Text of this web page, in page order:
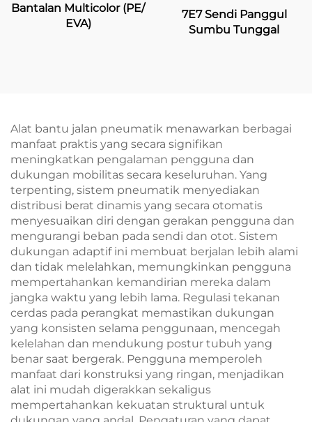
Bantalan Multicolor (PE/
EVA)
7E7 Sendi Panggul
Sumbu Tunggal
Alat bantu jalan pneumatik menawarkan berbagai
manfaat praktis yang secara signifikan
meningkatkan pengalaman pengguna dan
dukungan mobilitas secara keseluruhan. Yang
terpenting, sistem pneumatik menyediakan
distribusi berat dinamis yang secara otomatis
menyesuaikan diri dengan gerakan pengguna dan
mengurangi beban pada sendi dan otot. Sistem
dukungan adaptif ini membuat berjalan lebih alami
dan tidak melelahkan, memungkinkan pengguna
mempertahankan kemandirian mereka dalam
jangka waktu yang lebih lama. Regulasi tekanan
cerdas pada perangkat memastikan dukungan
yang konsisten selama penggunaan, mencegah
kelelahan dan mendukung postur tubuh yang
benar saat bergerak. Pengguna memperoleh
manfaat dari konstruksi yang ringan, menjadikan
alat ini mudah digerakkan sekaligus
mempertahankan kekuatan struktural untuk